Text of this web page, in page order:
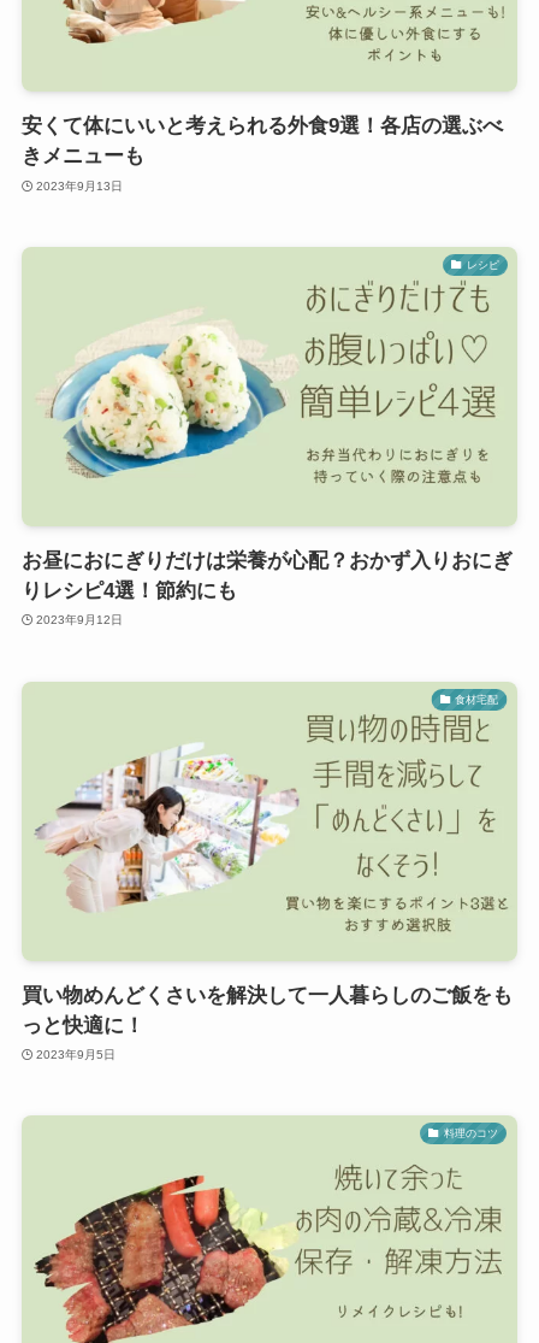
安くて体にいいと考えられる外食9選！各店の選ぶべ
きメニューも
2023年9月13日
レシピ
お昼におにぎりだけは栄養が心配？おかず入りおにぎ
りレシピ4選！節約にも
2023年9月12日
食材宅配
買い物めんどくさいを解決して一人暮らしのご飯をも
っと快適に！
2023年9月5日
料理のコツ